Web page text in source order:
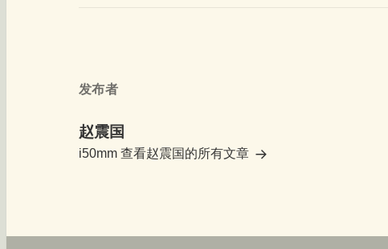
发布者
赵震国
i50mm 查看赵震国的所有文章